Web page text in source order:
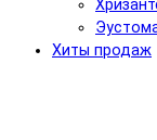
Хиты продаж